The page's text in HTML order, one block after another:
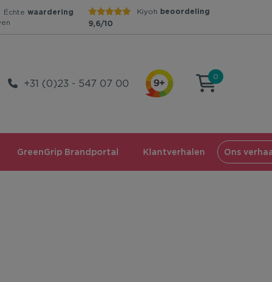
Échte waardering
Kiyoh beoordeling
9,6/10
+31 (0)23 - 547 07 00
0
GreenGrip Brandportal Klantverhalen Ons